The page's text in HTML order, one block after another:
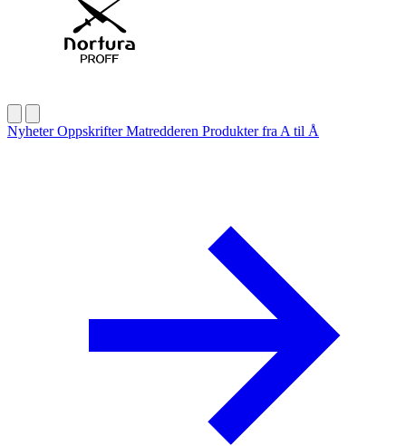
NyheterOppskrifterMatredderen Produkter fra A til Å